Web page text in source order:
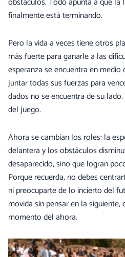
finalmente está terminando.
Pero la vida a veces tiene otros
más fuerte para ganarle a las
esperanza se encuentra en
juntar todas sus fuerzas para
dados no se encuentra de su
del juego.
Ahora se cambian los roles: la
delantera y los obstáculos
desaparecido, sino que logran
Porque recuerda, no debes
ni preocuparte de lo incierto del
movida sin pensar en la
momento del ahora.